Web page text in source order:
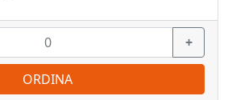
+
ORDINA